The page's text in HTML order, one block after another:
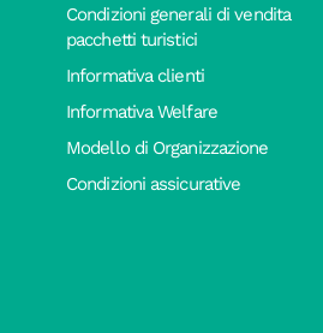
Condizioni generali di vendita
pacchetti turistici
Informativa clienti
Informativa Welfare
Modello di Organizzazione
Condizioni assicurative